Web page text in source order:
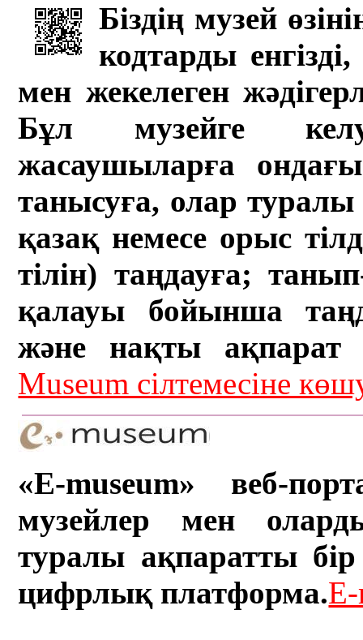
Біздің музей
кодтарды
мен жекелеген
Бұл музейге
жасаушыларға
танысуға, олар туралы
қазақ немесе орыс
тілін) таңдауға;
қалауы бойынша
және нақты ақпарат
Museum сілтемесіне
«E-museum» веб-
музейлер мен
туралы ақпаратты бір
цифрлық платформа.